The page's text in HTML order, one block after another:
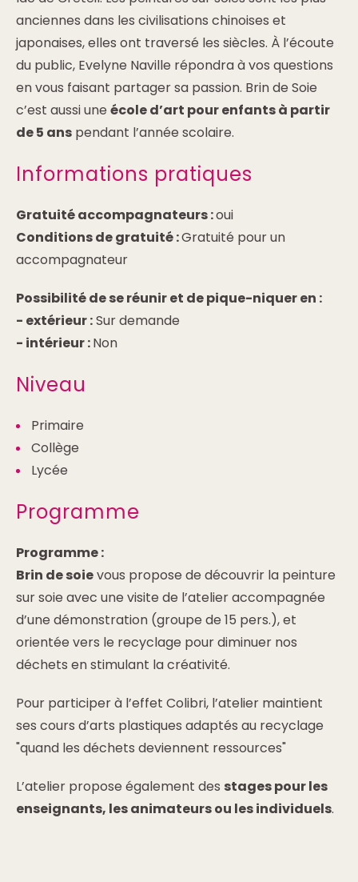
anciennes dans les civilisations chinoises et
japonaises, elles ont traversé les siècles. À l’écoute
du public, Evelyne Naville répondra à vos questions
en vous faisant partager sa passion. Brin de Soie
c’est aussi une école d’art pour enfants à partir
de 5 ans pendant l’année scolaire.
Informations pratiques
Gratuité accompagnateurs :oui
Conditions de gratuité :Gratuité pour un
accompagnateur
Possibilité de se réunir et de pique-niquer en :
- extérieur :Sur demande
- intérieur :Non
Niveau
Primaire
Collège
Lycée
Programme
Programme :
Brin de soievous propose de découvrir la peinture
sur soie avec une visite de l’atelier accompagnée
d’une démonstration (groupe de 15 pers.), et
orientée vers le recyclage pour diminuer nos
déchets en stimulant la créativité.
Pour participer à l’effet Colibri, l’atelier maintient
ses cours d’arts plastiques adaptés au recyclage
"quand les déchets deviennent ressources"
L’atelier propose également des stages pour les
enseignants, les animateurs ou les individuels.